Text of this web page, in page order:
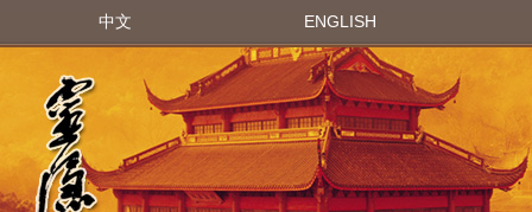
中文 ENGLISH